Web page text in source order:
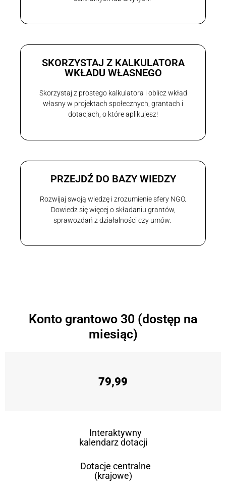
SKORZYSTAJ Z KALKULATORA
WKŁADU WŁASNEGO
Skorzystaj z prostego kalkulatora i oblicz wkład
własny w projektach społecznych, grantach i
dotacjach, o które aplikujesz!
PRZEJDŹ DO BAZY WIEDZY
Rozwijaj swoją wiedzę i zrozumienie sfery NGO.
Dowiedz się więcej o składaniu grantów,
sprawozdań z działalności czy umów.
Konto grantowo 30 (dostęp na
miesiąc)
79,99
Interaktywny
kalendarz dotacji
Dotacje centralne
(krajowe)